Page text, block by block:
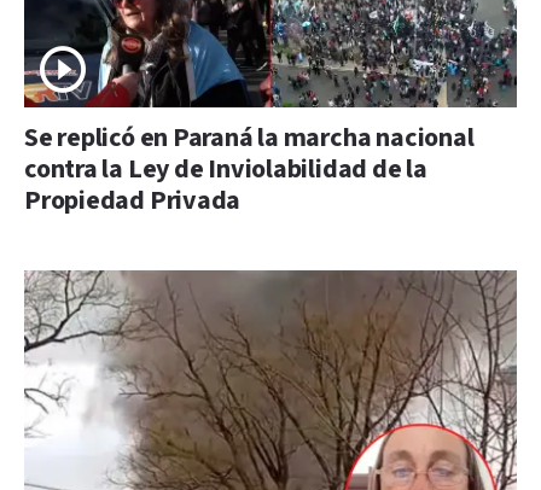
Se replicó en Paraná la marcha nacional
contra la Ley de Inviolabilidad de la
Propiedad Privada